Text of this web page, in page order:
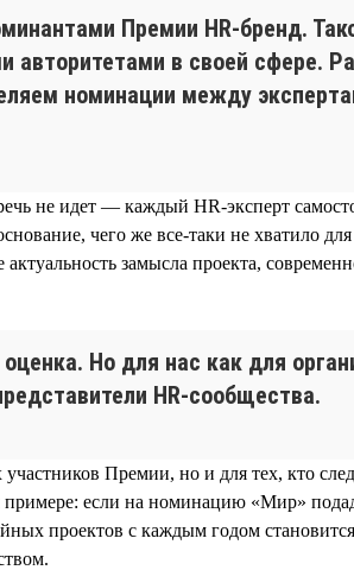
Премии HR-бренд.
в своей сфере.
номинации между
не идет — каждый HR-эксперт
чего же все-таки не хватило
замысла проекта,
Но для нас как для
HR-сообщества.
Премии, но и для тех, кто
если на номинацию «Мир»
проектов с каждым годом